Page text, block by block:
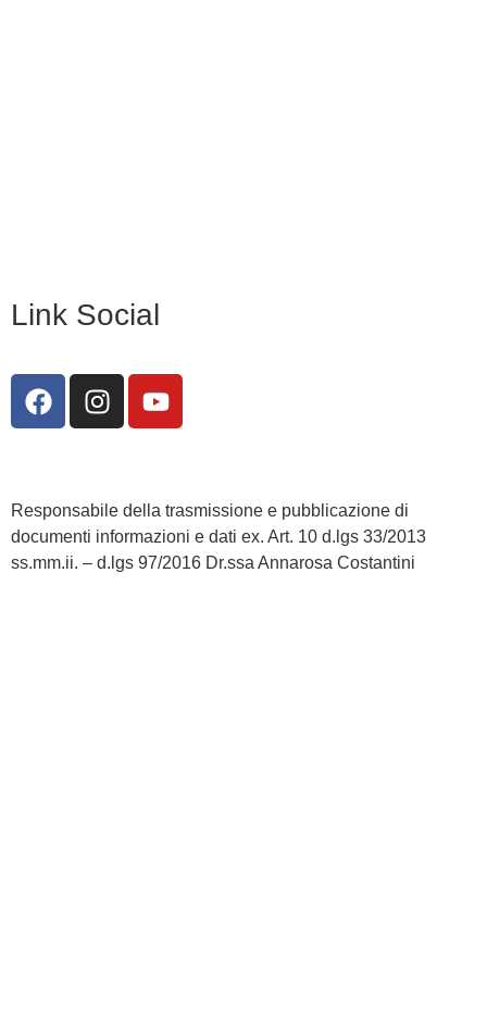
Link Social
Responsabile della trasmissione e pubblicazione di
documenti informazioni e dati ex. Art. 10 d.lgs 33/2013
ss.mm.ii. – d.lgs 97/2016 Dr.ssa Annarosa Costantini